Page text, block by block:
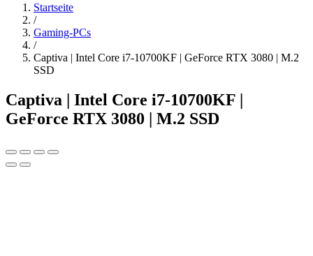
Startseite
/
Gaming-PCs
/
Captiva | Intel Core i7-10700KF | GeForce RTX 3080 | M.2
SSD
Captiva | Intel Core i7-10700KF |
GeForce RTX 3080 | M.2 SSD